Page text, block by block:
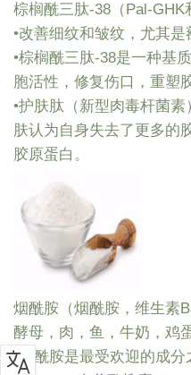
棕榈酰三肽-38（Pal-GHK
•改善细纹和皱纹，尤其是
•棕榈酰三肽-38是一种基
胞活性，修复伤口，重塑
•护肤肽（新型肉毒杆菌
肤认为自身失去了更多的
胶原蛋白。
烟酰胺（烟酰胺，维生素
酵母，肉，鱼，牛奶，鸡
•烟酰胺是最受欢迎的成